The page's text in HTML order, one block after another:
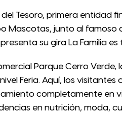
del Tesoro, primera entidad
Mascotas, junto al
su gira La Familia
Parque Cerro Verde,
Feria. Aquí, los
completamente en
en nutrición, moda,